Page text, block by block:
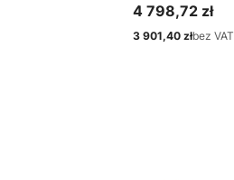
Cena
4 798,72 zł
Cena
3 901,40 złbez VAT